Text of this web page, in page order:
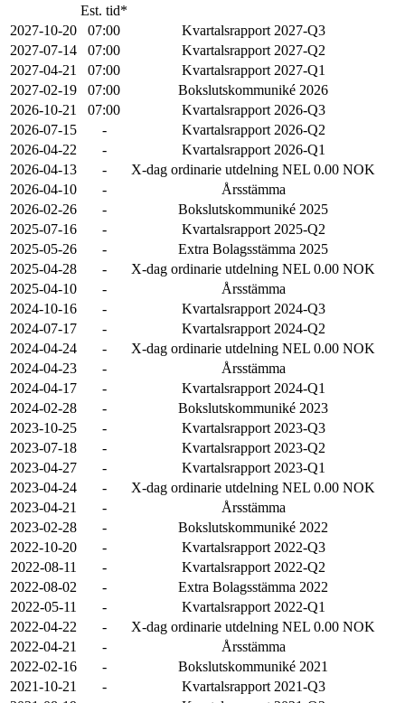
Est. tid*
2027-10-20
07:00
Kvartalsrapport 2027-Q3
2027-07-14
07:00
Kvartalsrapport 2027-Q2
2027-04-21
07:00
Kvartalsrapport 2027-Q1
2027-02-19
07:00
Bokslutskommuniké 2026
2026-10-21
07:00
Kvartalsrapport 2026-Q3
2026-07-15
-
Kvartalsrapport 2026-Q2
2026-04-22
-
Kvartalsrapport 2026-Q1
2026-04-13
-
X-dag ordinarie utdelning NEL 0.00 NOK
2026-04-10
-
Årsstämma
2026-02-26
-
Bokslutskommuniké 2025
2025-07-16
-
Kvartalsrapport 2025-Q2
2025-05-26
-
Extra Bolagsstämma 2025
2025-04-28
-
X-dag ordinarie utdelning NEL 0.00 NOK
2025-04-10
-
Årsstämma
2024-10-16
-
Kvartalsrapport 2024-Q3
2024-07-17
-
Kvartalsrapport 2024-Q2
2024-04-24
-
X-dag ordinarie utdelning NEL 0.00 NOK
2024-04-23
-
Årsstämma
2024-04-17
-
Kvartalsrapport 2024-Q1
2024-02-28
-
Bokslutskommuniké 2023
2023-10-25
-
Kvartalsrapport 2023-Q3
2023-07-18
-
Kvartalsrapport 2023-Q2
2023-04-27
-
Kvartalsrapport 2023-Q1
2023-04-24
-
X-dag ordinarie utdelning NEL 0.00 NOK
2023-04-21
-
Årsstämma
2023-02-28
-
Bokslutskommuniké 2022
2022-10-20
-
Kvartalsrapport 2022-Q3
2022-08-11
-
Kvartalsrapport 2022-Q2
2022-08-02
-
Extra Bolagsstämma 2022
2022-05-11
-
Kvartalsrapport 2022-Q1
2022-04-22
-
X-dag ordinarie utdelning NEL 0.00 NOK
2022-04-21
-
Årsstämma
2022-02-16
-
Bokslutskommuniké 2021
2021-10-21
-
Kvartalsrapport 2021-Q3